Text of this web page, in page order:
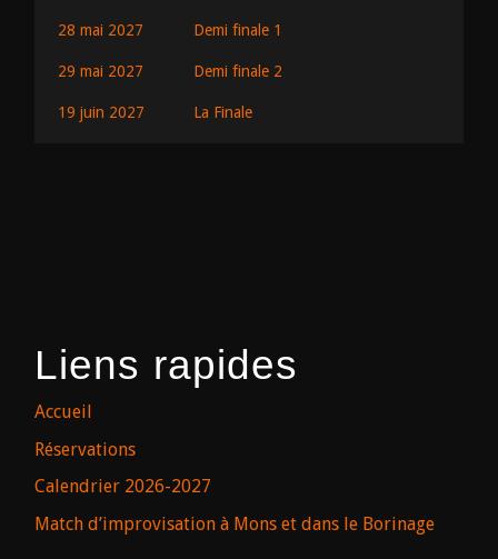
28 mai 2027 Demi finale 1
29 mai 2027 Demi finale 2
19 juin 2027 La Finale
Liens rapides
Accueil
Réservations
Calendrier 2026-2027
Match d’improvisation à Mons et dans le Borinage